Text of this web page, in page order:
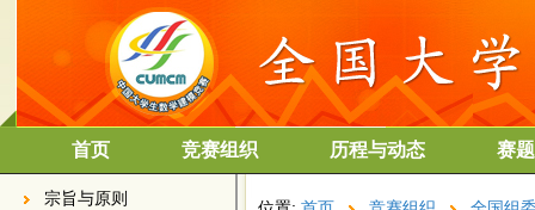
首页 竞赛组织 历程与动态 赛
宗旨与原则